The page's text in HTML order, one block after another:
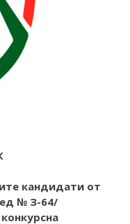
кандидати от
№ З-64/